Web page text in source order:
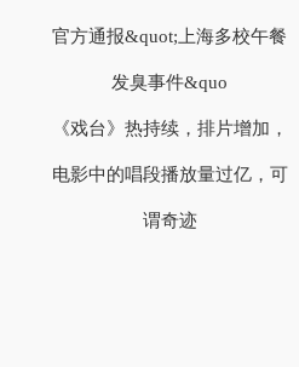
官方通报&quot;上海多校午餐
发臭事件&quo
《戏台》热持续，排片增加，
电影中的唱段播放量过亿，可
谓奇迹